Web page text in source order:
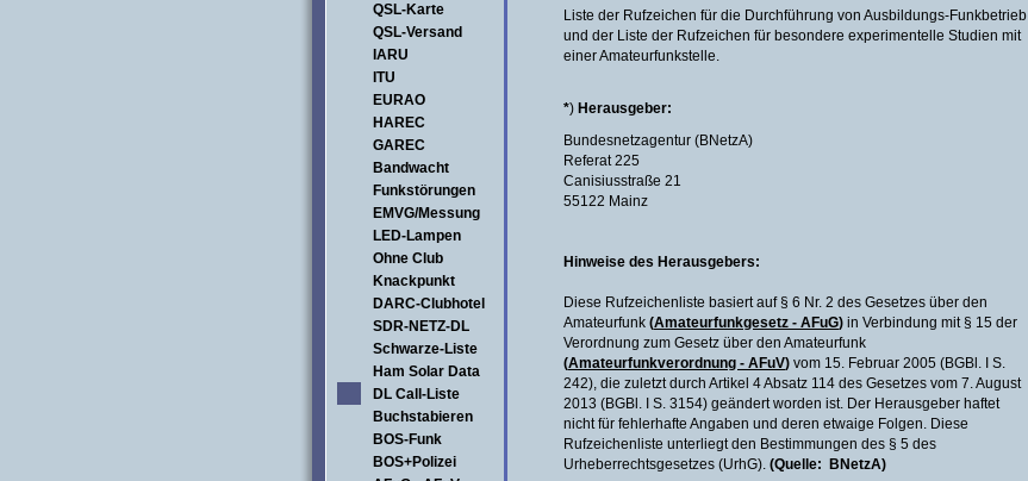
QSL-Karte
QSL-Versand
IARU
ITU
EURAO
HAREC
GAREC
Bandwacht
Funkstörungen
EMVG/Messung
LED-Lampen
Ohne Club
Knackpunkt
DARC-Clubhotel
SDR-NETZ-DL
Schwarze-Liste
Ham Solar Data
DL Call-Liste
Buchstabieren
BOS-Funk
BOS+Polizei
Liste der Rufzeichen für die Durchführung von Ausbildungs-Funkbetrieb
und der Liste der Rufzeichen für besondere experimentelle Studien mit
einer Amateurfunkstelle.
*) Herausgeber:
Bundesnetzagentur (BNetzA)
Referat 225
Canisiusstraße 21
55122 Mainz
Hinweise des Herausgebers:
Diese Rufzeichenliste basiert auf § 6 Nr. 2 des Gesetzes über den
Amateurfunk (Amateurfunkgesetz - AFuG) in Verbindung mit § 15 der
Verordnung zum Gesetz über den Amateurfunk
(Amateurfunkverordnung - AFuV) vom 15. Februar 2005 (BGBl. I S.
242), die zuletzt durch Artikel 4 Absatz 114 des Gesetzes vom 7. August
2013 (BGBl. I S. 3154) geändert worden ist. Der Herausgeber haftet
nicht für fehlerhafte Angaben und deren etwaige Folgen. Diese
Rufzeichenliste unterliegt den Bestimmungen des § 5 des
Urheberrechtsgesetzes (UrhG). (Quelle: BNetzA)